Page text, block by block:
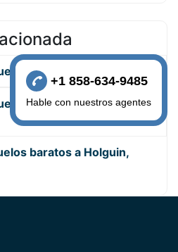
de Miami a Holguin?
desde Bogotá a
baratos a Holguin,
+1 858-634-9485
Hable con nuestros agentes